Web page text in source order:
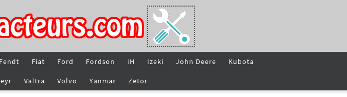
Fendt Fiat Ford Fordson IH Izeki John Deere Kubota
Valtra Volvo Yanmar Zetor